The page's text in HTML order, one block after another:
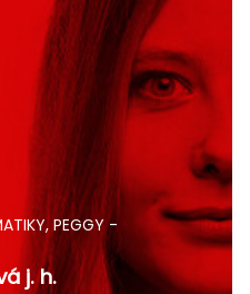
PEGGY -
j. h.